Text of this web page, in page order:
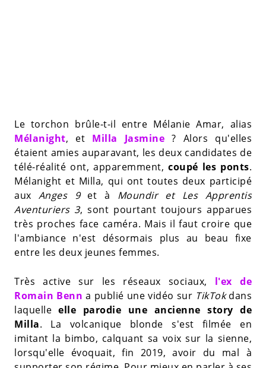
Le torchon brûle-t-il entre Mélanie Amar, alias
Mélanight, et Milla Jasmine ? Alors qu'elles
étaient amies auparavant, les deux candidates de
télé-réalité ont, apparemment, coupé les ponts.
Mélanight et Milla, qui ont toutes deux participé
aux Anges 9et à Moundir et Les Apprentis
Aventuriers 3, sont pourtant toujours apparues
très proches face caméra. Mais il faut croire que
l'ambiance n'est désormais plus au beau fixe
entre les deux jeunes femmes.
Très active sur les réseaux sociaux, l'ex de
Romain Benn a publié une vidéo sur TikTokdans
laquelleelle parodie une ancienne story de
Milla. La volcanique blonde s'est filmée en
imitant la bimbo, calquant sa voix sur la sienne,
lorsqu'elle évoquait, fin 2019, avoir du mal à